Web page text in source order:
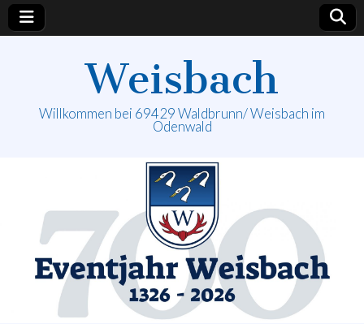
Weisbach
Willkommen bei 69429 Waldbrunn/ Weisbach im
Odenwald